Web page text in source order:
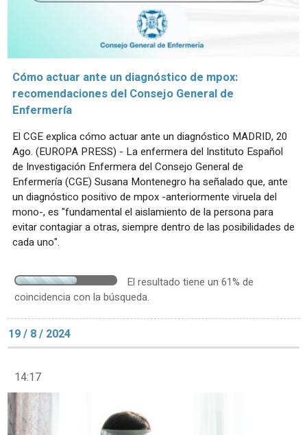
Cómo actuar ante un diagnóstico de mpox:
recomendaciones del Consejo General de
Enfermería
El CGE explica cómo actuar ante un diagnóstico MADRID, 20
Ago. (EUROPA PRESS) - La enfermera del Instituto Español
de Investigación Enfermera del Consejo General de
Enfermería (CGE) Susana Montenegro ha señalado que, ante
un diagnóstico positivo de mpox -anteriormente viruela del
mono-, es "fundamental el aislamiento de la persona para
evitar contagiar a otras, siempre dentro de las posibilidades de
cada uno".
El resultado tiene un 61% de
coincidencia con la búsqueda.
19 / 8 / 2024
14:17